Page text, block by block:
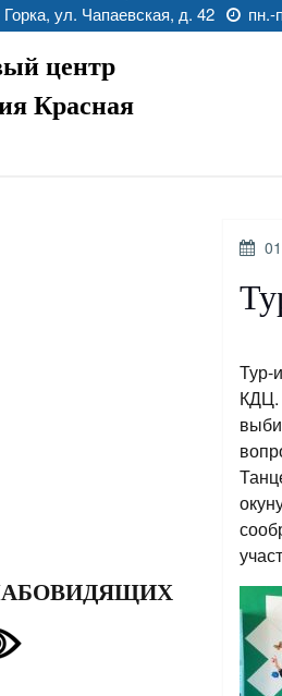
ул. Чапаевская, д. 42
пн.-
центр
Красная
Тур-
КДЦ.